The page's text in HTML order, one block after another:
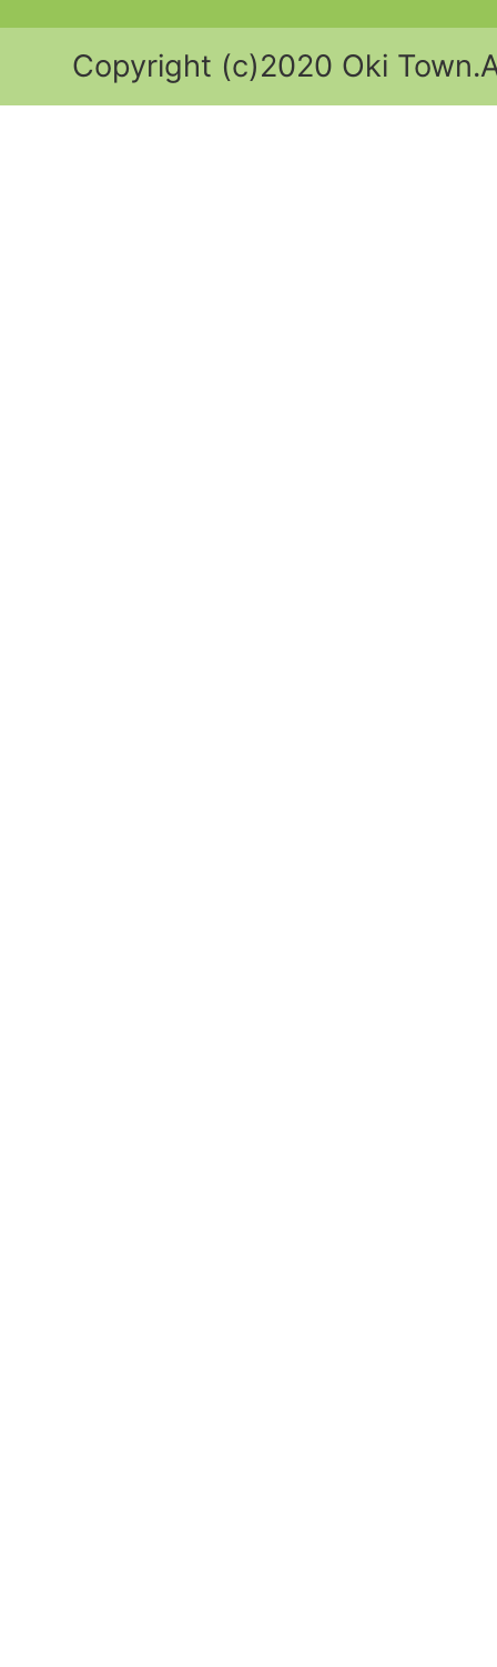
Copyright (c)2020 Oki